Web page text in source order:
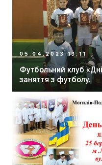
05.04.2023 13:11
Футбольний клуб
заняття з футболу.